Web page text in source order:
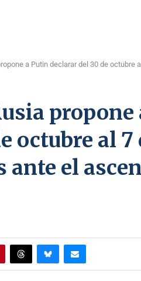
a Putin declarar del 30 de
propone
octubre al
el